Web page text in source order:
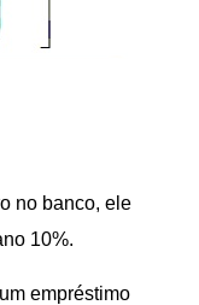
no banco, ele
10%.
empréstimo